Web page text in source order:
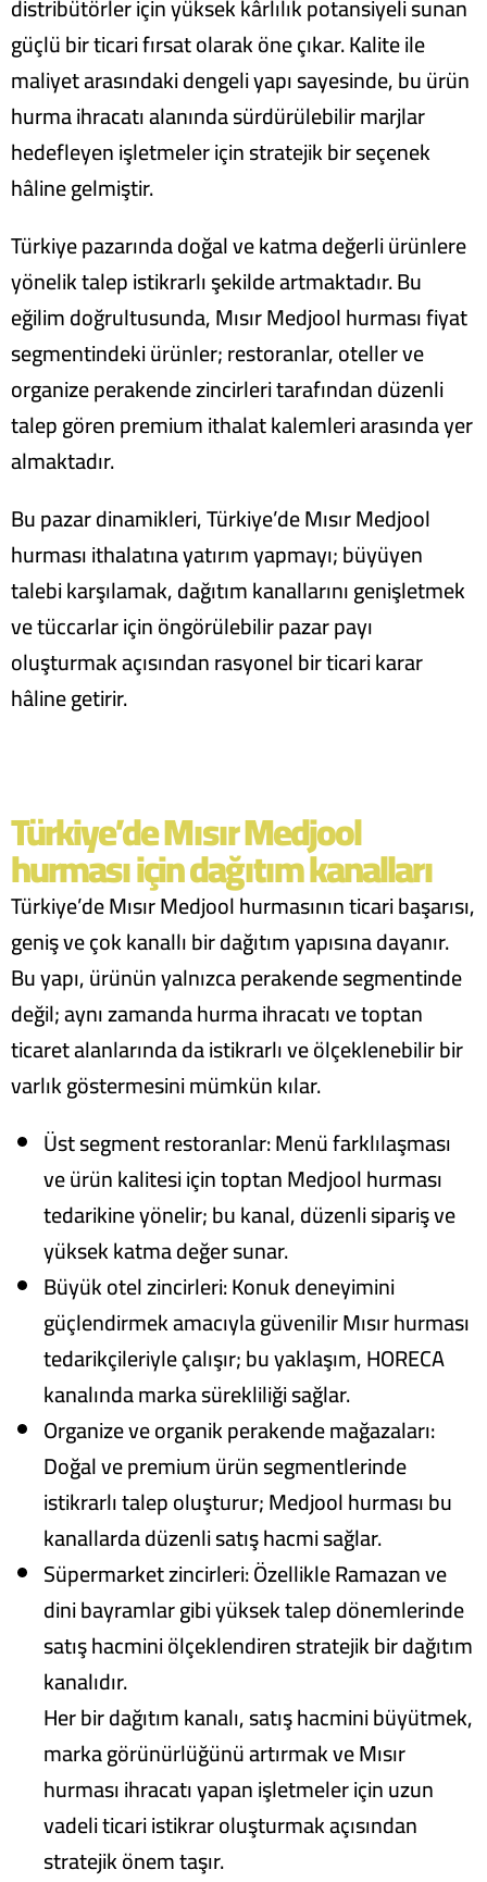
distribütörler için yüksek kârlılık potansiyeli sunan
güçlü bir ticari fırsat olarak öne çıkar. Kalite ile
maliyet arasındaki dengeli yapı sayesinde, bu ürün
hurma ihracatı alanında sürdürülebilir marjlar
hedefleyen işletmeler için stratejik bir seçenek
hâline gelmiştir.
Türkiye pazarında doğal ve katma değerli ürünlere
yönelik talep istikrarlı şekilde artmaktadır. Bu
eğilim doğrultusunda, Mısır Medjool hurması fiyat
segmentindeki ürünler; restoranlar, oteller ve
organize perakende zincirleri tarafından düzenli
talep gören premium ithalat kalemleri arasında yer
almaktadır.
Bu pazar dinamikleri, Türkiye’de Mısır Medjool
hurması ithalatına yatırım yapmayı; büyüyen
talebi karşılamak, dağıtım kanallarını genişletmek
ve tüccarlar için öngörülebilir pazar payı
oluşturmak açısından rasyonel bir ticari karar
hâline getirir.
Türkiye’de Mısır Medjool
hurması için dağıtım kanalları
Türkiye’de Mısır Medjool hurmasının ticari başarısı,
geniş ve çok kanallı bir dağıtım yapısına dayanır.
Bu yapı, ürünün yalnızca perakende segmentinde
değil; aynı zamanda hurma ihracatı ve toptan
ticaret alanlarında da istikrarlı ve ölçeklenebilir bir
varlık göstermesini mümkün kılar.
Üst segment restoranlar: Menü farklılaşması
ve ürün kalitesi için toptan Medjool hurması
tedarikine yönelir; bu kanal, düzenli sipariş ve
yüksek katma değer sunar.
Büyük otel zincirleri: Konuk deneyimini
güçlendirmek amacıyla güvenilir Mısır hurması
tedarikçileriyle çalışır; bu yaklaşım, HORECA
kanalında marka sürekliliği sağlar.
Organize ve organik perakende mağazaları:
Doğal ve premium ürün segmentlerinde
istikrarlı talep oluşturur; Medjool hurması bu
kanallarda düzenli satış hacmi sağlar.
Süpermarket zincirleri: Özellikle Ramazan ve
dini bayramlar gibi yüksek talep dönemlerinde
satış hacmini ölçeklendiren stratejik bir dağıtım
kanalıdır.
Her bir dağıtım kanalı, satış hacmini büyütmek,
marka görünürlüğünü artırmak ve Mısır
hurması ihracatı yapan işletmeler için uzun
vadeli ticari istikrar oluşturmak açısından
stratejik önem taşır.